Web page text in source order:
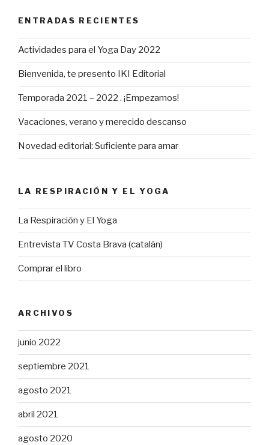
ENTRADAS RECIENTES
Actividades para el Yoga Day 2022
Bienvenida, te presento IKI Editorial
Temporada 2021 – 2022 . ¡Empezamos!
Vacaciones, verano y merecido descanso
Novedad editorial: Suficiente para amar
LA RESPIRACIÓN Y EL YOGA
La Respiración y El Yoga
Entrevista TV Costa Brava (catalán)
Comprar el libro
ARCHIVOS
junio 2022
septiembre 2021
agosto 2021
abril 2021
agosto 2020